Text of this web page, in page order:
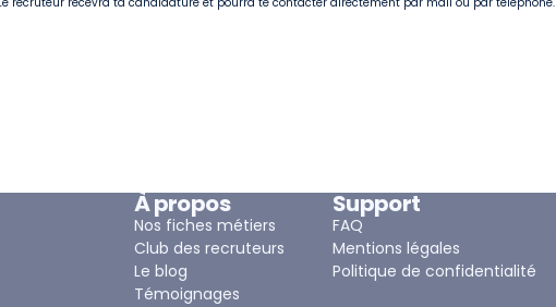
À propos
Nos fiches métiers
Club des recruteurs
Le blog
Témoignages
Support
FAQ
Mentions légales
Politique de confidentialité